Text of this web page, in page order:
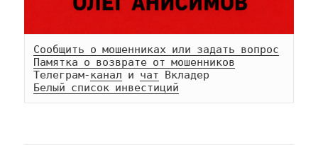
Сообщить о мошенниках или задать вопрос
Памятка о возврате от мошенников
Телеграм-канал и чат
Белый список инвестиций